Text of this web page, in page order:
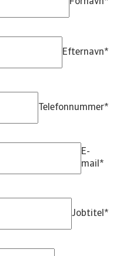
Efternavn*
Telefonnummer*
E-
mail *
Jobtitel *